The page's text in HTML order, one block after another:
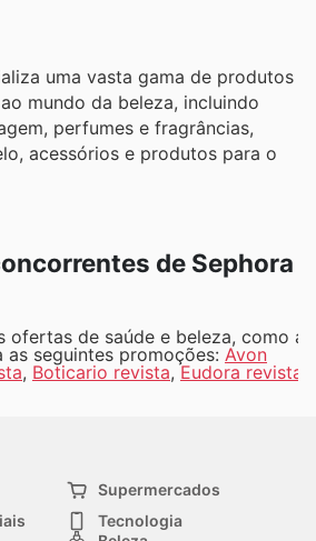
uma vasta gama de produtos
mundo da beleza, incluindo
perfumes e fragrâncias,
acessórios e produtos para o
de Sephora
ofertas de saúde e beleza, como as
seguintes promoções: Avon
, Boticario revista,Eudora revista
Supermercados
Tecnologia